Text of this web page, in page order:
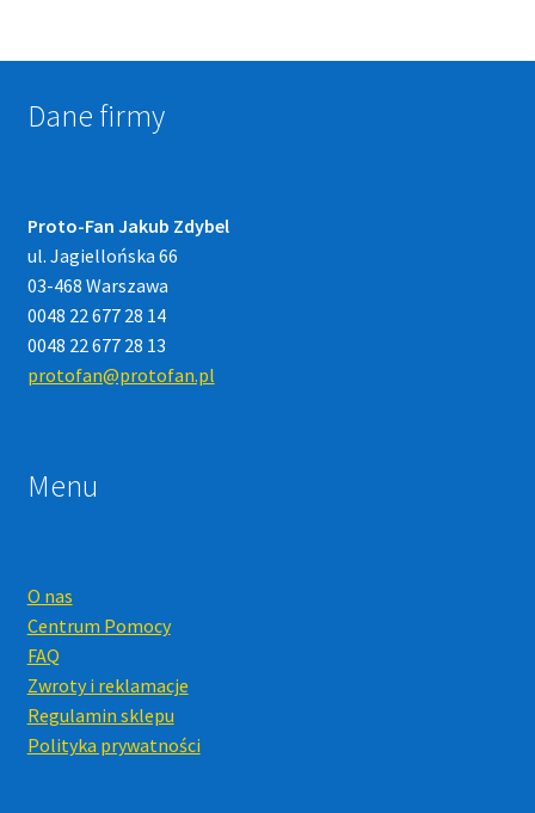
Dane firmy
Proto-Fan Jakub Zdybel
ul. Jagiellońska 66
03-468 Warszawa
0048 22 677 28 14
0048 22 677 28 13
protofan@protofan.pl
Menu
O nas
Centrum Pomocy
FAQ
Zwroty i reklamacje
Regulamin sklepu
Polityka prywatności